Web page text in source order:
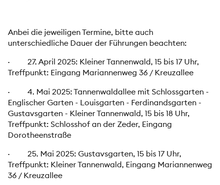
Anbei die jeweiligen Termine, bitte auch
unterschiedliche Dauer der Führungen beachten:
· 27. April 2025: Kleiner Tannenwald, 15 bis 17 Uhr,
Treffpunkt: Eingang Mariannenweg 36 / Kreuzallee
· 4. Mai 2025: Tannenwaldallee mit Schlossgarten -
Englischer Garten - Louisgarten - Ferdinandsgarten -
Gustavsgarten - Kleiner Tannenwald, 15 bis 18 Uhr,
Treffpunkt: Schlosshof an der Zeder, Eingang
Dorotheenstraße
· 25. Mai 2025: Gustavsgarten, 15 bis 17 Uhr,
Treffpunkt: Kleiner Tannenwald, Eingang Mariannenweg
36 / Kreuzallee